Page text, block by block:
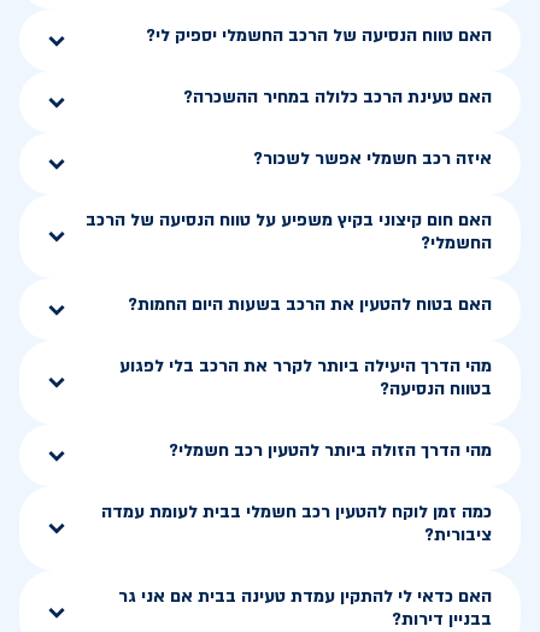
האם טווח הנסיעה של הרכב החשמלי יספיק לי?
האם טעינת הרכב כלולה במחיר ההשכרה?
איזה רכב חשמלי אפשר לשכור?
האם חום קיצוני בקיץ משפיע על טווח הנסיעה של הרכב
החשמלי?
האם בטוח להטעין את הרכב בשעות היום החמות?
מהי הדרך היעילה ביותר לקרר את הרכב בלי לפגוע
בטווח הנסיעה?
מהי הדרך הזולה ביותר להטעין רכב חשמלי?
כמה זמן לוקח להטעין רכב חשמלי בבית לעומת עמדה
ציבורית?
האם כדאי לי להתקין עמדת טעינה בבית אם אני גר
בבניין דירות?